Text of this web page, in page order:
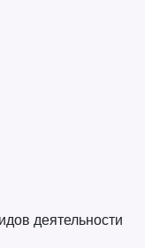
деятельности